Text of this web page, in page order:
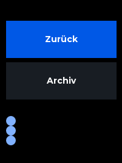
Zurück
Archiv